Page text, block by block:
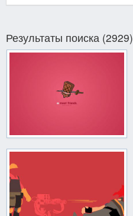
Результаты поиска (2929)